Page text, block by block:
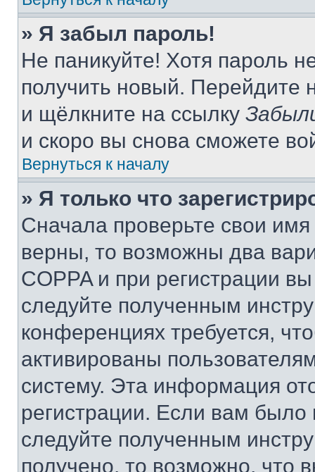
» Я забыл пароль!
Не паникуйте! Хотя пароль
получить новый. Перейдите
и щёлкните на ссылку
и скоро вы снова сможете
Вернуться к началу
» Я только что
Сначала проверьте свои
верны, то возможны два
COPPA и при регистрации
следуйте полученным
конференциях требуется,
активированы
систему. Эта информация
регистрации. Если вам
следуйте полученным
получено, то возможно, что